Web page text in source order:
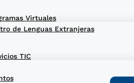
de Lenguas Extranjeras
Virtuales
TIC